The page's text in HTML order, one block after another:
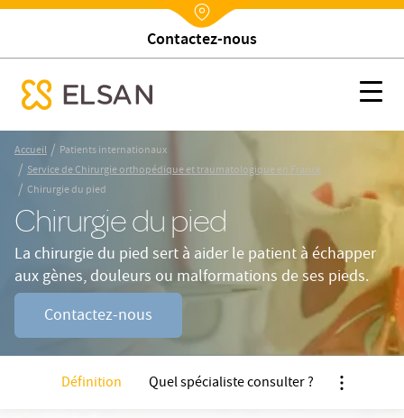
Nx:Aller
contenu
principal
Nx:Annuaire
Contactez-nous
Chirurgie du pied
menu mobile
Accueil / Patients internationaux
/ Service de Chirurgie orthopédique et traumatologique en France
/ Chirurgie du pied
Chirurgie du pied
La chirurgie du pied sert à aider le patient à échapper
aux gènes, douleurs ou malformations de ses pieds.
Contactez-nous
Définition Quel spécialiste consulter ?